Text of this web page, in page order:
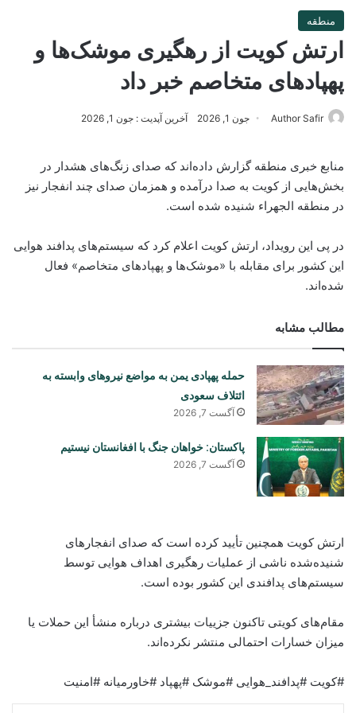
منطقه
ارتش کویت از رهگیری موشک‌ها و
پهپادهای متخاصم خبر داد
Author Safir جون 1, 2026 آخرین آپدیت : جون 1, 2026
منابع خبری منطقه گزارش داده‌اند که صدای زنگ‌های هشدار در
بخش‌هایی از کویت به صدا درآمده و همزمان صدای چند انفجار نیز
در منطقه الجهراء شنیده شده است.
در پی این رویداد، ارتش کویت اعلام کرد که سیستم‌های پدافند هوایی
این کشور برای مقابله با «موشک‌ها و پهپادهای متخاصم» فعال
شده‌اند.
مطالب مشابه
حمله پهپادی یمن به مواضع نیروهای وابسته به
ائتلاف سعودی
آگست 7, 2026
پاکستان: خواهان جنگ با افغانستان نیستیم
آگست 7, 2026
ارتش کویت همچنین تأیید کرده است که صدای انفجارهای
شنیده‌شده ناشی از عملیات رهگیری اهداف هوایی توسط
سیستم‌های پدافندی این کشور بوده است.
مقام‌های کویتی تاکنون جزییات بیشتری درباره منشأ این حملات یا
میزان خسارات احتمالی منتشر نکرده‌اند.
#کویت #پدافند_هوایی #موشک #پهپاد #خاورمیانه #امنیت